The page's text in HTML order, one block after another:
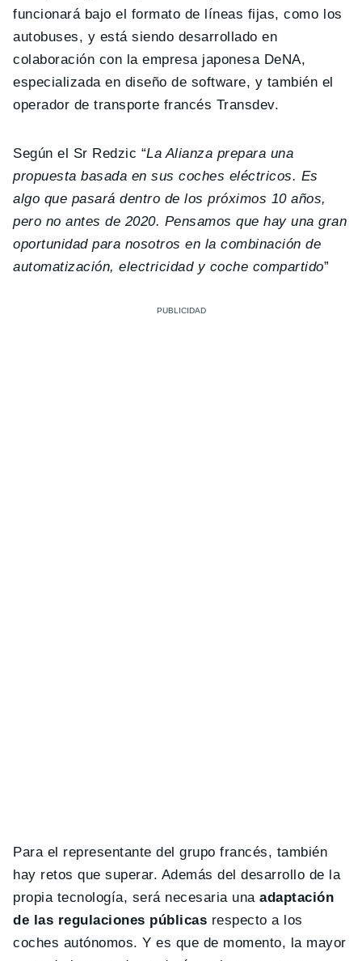
funcionará bajo el formato de líneas fijas, como los
autobuses, y está siendo desarrollado en
colaboración con la empresa japonesa DeNA,
especializada en diseño de software, y también el
operador de transporte francés Transdev.
Según el Sr Redzic “La Alianza prepara una
propuesta basada en sus coches eléctricos. Es
algo que pasará dentro de los próximos 10 años,
pero no antes de 2020. Pensamos que hay una gran
oportunidad para nosotros en la combinación de
automatización, electricidad y coche compartido”
Para el representante del grupo francés, también
hay retos que superar. Además del desarrollo de la
propia tecnología, será necesaria unaadaptación
de las regulaciones públicas respecto a los
coches autónomos. Y es que de momento, la mayor